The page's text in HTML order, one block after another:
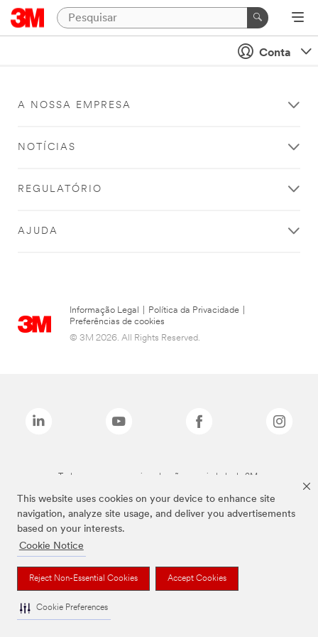
This website uses cookies on your device to enhance site
navigation, analyze site usage, and deliver you advertisements
based on your interests.
Cookie Notice
Reject Non-Essential Cookies Accept Cookies
Cookie Preferences
Conta
A NOSSA EMPRESA
NOTÍCIAS
REGULATÓRIO
AJUDA
Informação Legal Política da Privacidade
Preferências de cookies
© 3M 2026. All Rights Reserved.
Todas as marcas mencionadas são propriedade da 3M.